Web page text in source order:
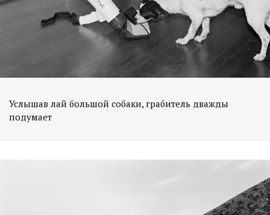
Услышав лай большой собаки, грабитель дважды
подумает